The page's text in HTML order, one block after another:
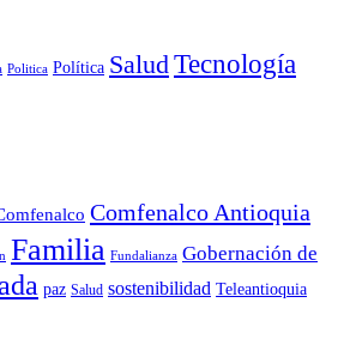
Politica Política SaludTecnología
Comfenalco Antioquia
Familia Fundalianza Gobernación de
paz Salud sostenibilidad Teleantioquia